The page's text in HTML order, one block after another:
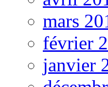
mars
février
janvier